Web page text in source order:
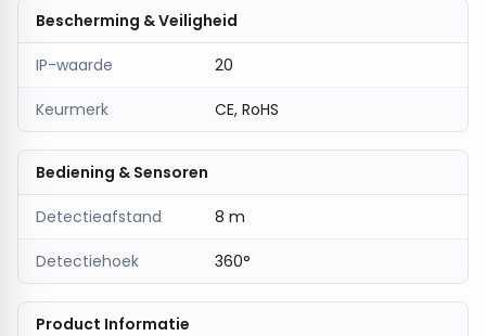
gemonteerd, waardoor hij geschikt is voor zowel
nieuwe installaties als renovaties.
De
LUMENTION Inbouw Bewegingsmelder
Infrarood Ø50mm – Zwartis een praktische en
stijlvolle oplossing voor automatische verlichting in
kleinere binnenruimtes.
Bescherming & Veiligheid
IP-waarde 20
Keurmerk CE, RoHS
Bediening & Sensoren
Detectieafstand 8 m
Detectiehoek 360°
Product Informatie